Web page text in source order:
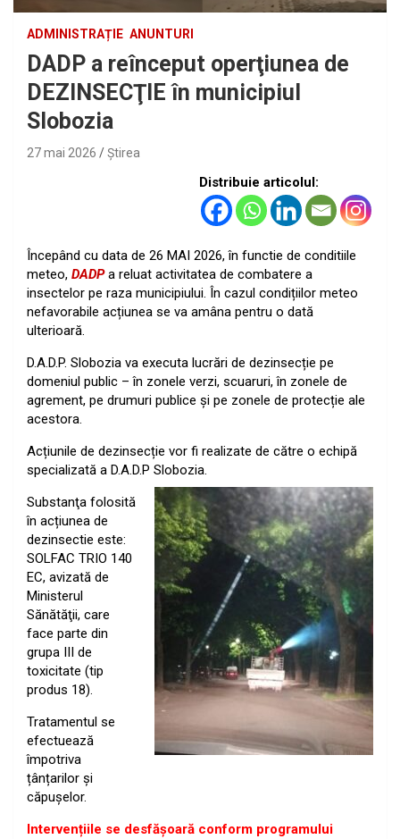
ADMINISTRAȚIE ANUNTURI
DADP a reînceput operţiunea de
DEZINSECŢIE în municipiul
Slobozia
27 mai 2026 Ştirea
Distribuie articolul:
Începând cu data de 26 MAI 2026, în functie de conditiile
meteo, DADP a reluat activitatea de combatere a
insectelor pe raza municipiului. În cazul condițiilor meteo
nefavorabile acțiunea se va amâna pentru o dată
ulterioară.
D.A.D.P. Slobozia va executa lucrări de dezinsecție pe
domeniul public – în zonele verzi, scuaruri, în zonele de
agrement, pe drumuri publice și pe zonele de protecție ale
acestora.
Acțiunile de dezinsecție vor fi realizate de către o echipă
specializată a D.A.D.P Slobozia.
Substanţa folosită
în acțiunea de
dezinsectie este:
SOLFAC TRIO 140
EC, avizată de
Ministerul
Sănătăţii, care
face parte din
grupa III de
toxicitate (tip
produs 18).
Tratamentul se
efectuează
împotriva
țânțarilor și
căpușelor.
Intervențiile se desfășoară conform programului